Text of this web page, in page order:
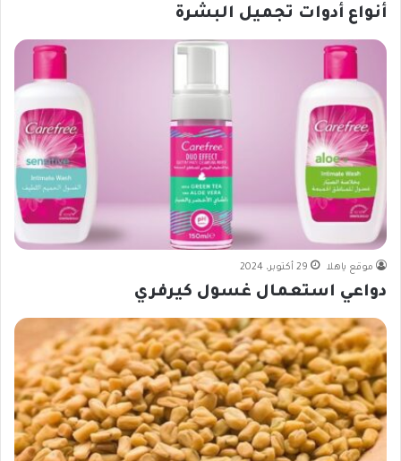
أنواع أدوات تجميل البشرة
موقع ياهلا 29 أكتوبر، 2024
دواعي استعمال غسول كيرفري